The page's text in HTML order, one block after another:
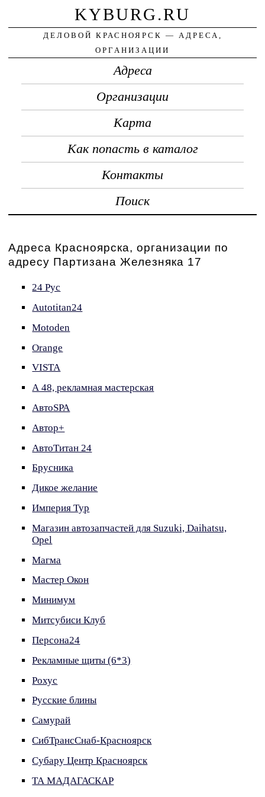
KYBURG.RU
ДЕЛОВОЙ КРАСНОЯРСК — АДРЕСА,
ОРГАНИЗАЦИИ
Адреса
Организации
Карта
Как попасть в каталог
Контакты
Поиск
Адреса Красноярска, организации по
адресу Партизана Железняка 17
24 Рус
Autotitan24
Motoden
Orange
VISTA
А 48, рекламная мастерская
АвтоSPA
Автор+
АвтоТитан 24
Брусника
Дикое желание
Империя Тур
Магазин автозапчастей для Suzuki, Daihatsu,
Opel
Магма
Мастер Окон
Минимум
Митсубиси Клуб
Персона24
Рекламные щиты (6*3)
Рохус
Русские блины
Самурай
СибТрансСнаб-Красноярск
Субару Центр Красноярск
ТА МАДАГАСКАР